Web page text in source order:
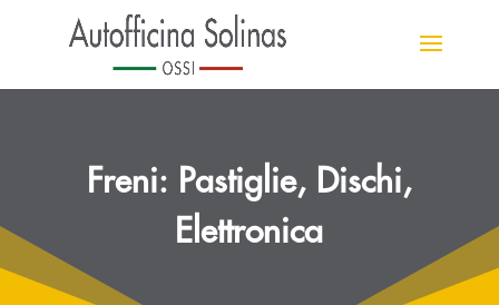
Freni: Pastiglie, Dischi,
Elettronica